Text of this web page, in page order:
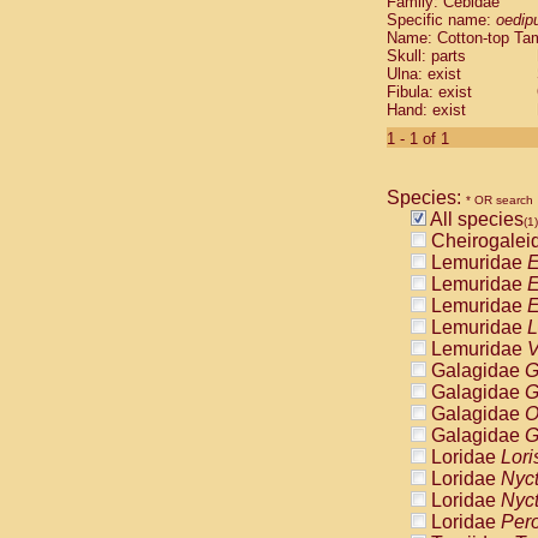
Cebidae
Cebidae
Cebidae
Cebidae
Cebidae
Cebidae
Cebidae
Cebidae
Cebidae
Cebidae
Cebidae
Cebidae
Atelidae
Atelidae
Atelidae
Atelidae
Atelidae
Atelidae
Atelidae
Atelidae
Atelidae
Atelidae
Pitheciidae
Specific name:
Name: Cotton-top
Skull: parts
Ulna: exist
Fibula: exist
Hand: exist
1 - 1 of 1
Species: * OR search
All species(1)
Lemuridae
Lemuridae
Lemuridae
Lemuridae
Lemuridae
Galagidae
Galagidae
Galagidae
Galagidae
Loridae
Loridae
Loridae
Loridae